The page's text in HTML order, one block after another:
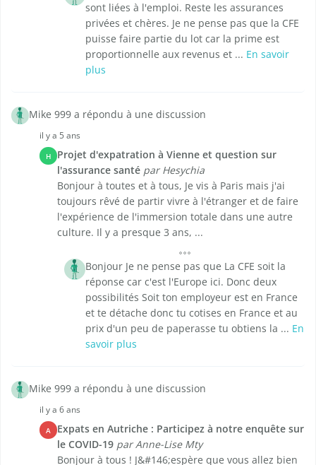
sont liées à l'emploi. Reste les assurances
privées et chères. Je ne pense pas que la CFE
puisse faire partie du lot car la prime est
proportionnelle aux revenus et ... En savoir
plus
Mike 999 a répondu à une discussion
il y a 5 ans
H
Projet d'expatration à Vienne et question sur
l'assurance santé par Hesychia
Bonjour à toutes et à tous, Je vis à Paris mais j'ai
toujours rêvé de partir vivre à l'étranger et de faire
l'expérience de l'immersion totale dans une autre
culture. Il y a presque 3 ans, ...
Bonjour Je ne pense pas que La CFE soit la
réponse car c'est l'Europe ici. Donc deux
possibilités Soit ton employeur est en France
et te détache donc tu cotises en France et au
prix d'un peu de paperasse tu obtiens la ... En
savoir plus
Mike 999 a répondu à une discussion
il y a 6 ans
A
Expats en Autriche : Participez à notre enquête sur
le COVID-19 par Anne-Lise Mty
Bonjour à tous ! J&#146;espère que vous allez bien